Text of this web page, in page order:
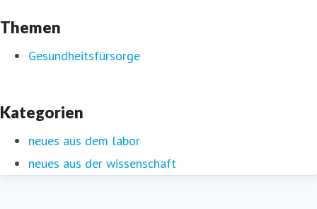
Themen
Gesundheitsfürsorge
Kategorien
neues aus dem labor
neues aus der wissenschaft